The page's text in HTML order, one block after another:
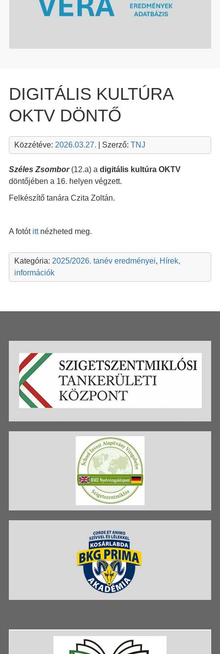
DIGITÁLIS KULTÚRA
OKTV DÖNTŐ
Közzétéve: 2026.03.27. | Szerző: TNJ
Széles Zsombor(12.a) a digitális kultúra OKTV
döntőjében a 16. helyen végzett.
Felkészítő tanára Czita Zoltán.
A fotót ittnézheted meg.
Kategória: 2025/2026. tanév eredményei, Hírek,
információk